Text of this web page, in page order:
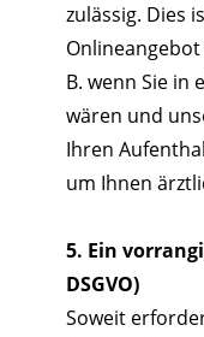
zulässig. Dies
B. wenn Sie in
wären und
Ihren
um Ihnen
5. Ein
DSGVO)
Soweit